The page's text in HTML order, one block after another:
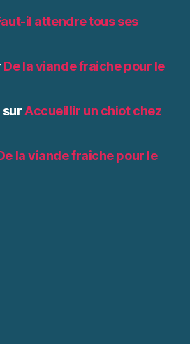
il attendre tous ses
De la viande fraiche pour le
surAccueillir un chiot chez
la viande fraiche pour le